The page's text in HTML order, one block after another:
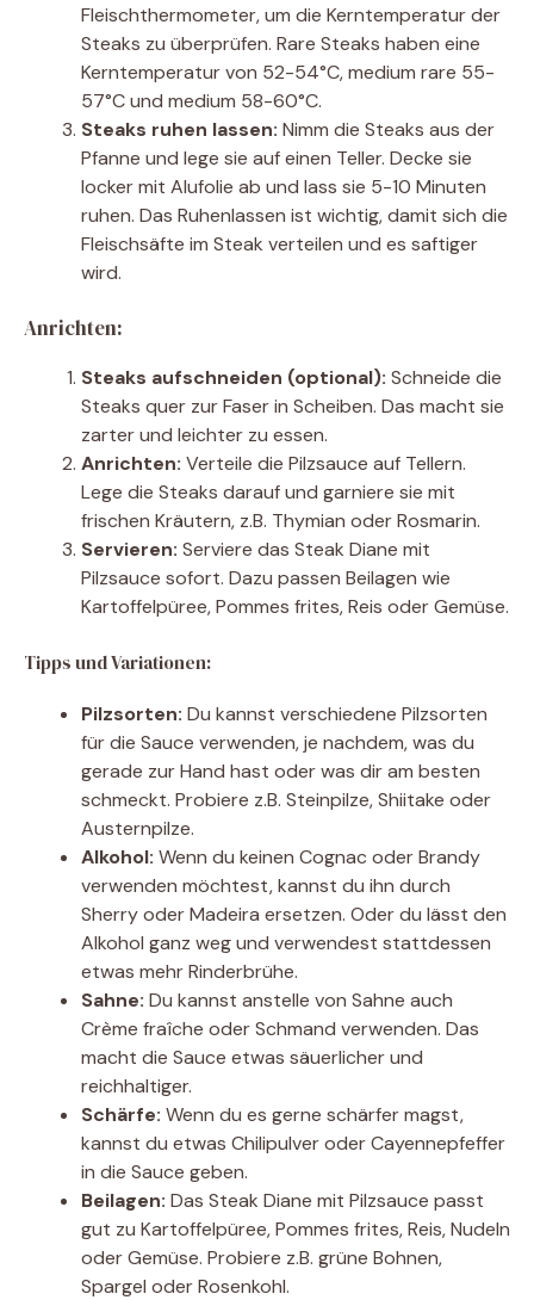
Fleischthermometer, um die Kerntemperatur der
Steaks zu überprüfen. Rare Steaks haben eine
Kerntemperatur von 52-54°C, medium rare 55-
57°C und medium 58-60°C.
Steaks ruhen lassen: Nimm die Steaks aus der
Pfanne und lege sie auf einen Teller. Decke sie
locker mit Alufolie ab und lass sie 5-10 Minuten
ruhen. Das Ruhenlassen ist wichtig, damit sich die
Fleischsäfte im Steak verteilen und es saftiger
wird.
Anrichten:
Steaks aufschneiden (optional): Schneide die
Steaks quer zur Faser in Scheiben. Das macht sie
zarter und leichter zu essen.
Anrichten: Verteile die Pilzsauce auf Tellern.
Lege die Steaks darauf und garniere sie mit
frischen Kräutern, z.B. Thymian oder Rosmarin.
Servieren: Serviere das Steak Diane mit
Pilzsauce sofort. Dazu passen Beilagen wie
Kartoffelpüree, Pommes frites, Reis oder Gemüse.
Tipps und Variationen:
Pilzsorten: Du kannst verschiedene Pilzsorten
für die Sauce verwenden, je nachdem, was du
gerade zur Hand hast oder was dir am besten
schmeckt. Probiere z.B. Steinpilze, Shiitake oder
Austernpilze.
Alkohol: Wenn du keinen Cognac oder Brandy
verwenden möchtest, kannst du ihn durch
Sherry oder Madeira ersetzen. Oder du lässt den
Alkohol ganz weg und verwendest stattdessen
etwas mehr Rinderbrühe.
Sahne: Du kannst anstelle von Sahne auch
Crème fraîche oder Schmand verwenden. Das
macht die Sauce etwas säuerlicher und
reichhaltiger.
Schärfe: Wenn du es gerne schärfer magst,
kannst du etwas Chilipulver oder Cayennepfeffer
in die Sauce geben.
Beilagen: Das Steak Diane mit Pilzsauce passt
gut zu Kartoffelpüree, Pommes frites, Reis, Nudeln
oder Gemüse. Probiere z.B. grüne Bohnen,
Spargel oder Rosenkohl.